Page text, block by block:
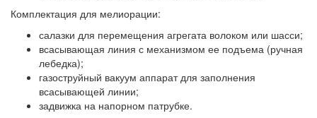
Комплектация для мелиорации:
салазки для перемещения агрегата волоком или шасси;
всасывающая линия с механизмом ее подъема (ручная
лебедка);
газоструйный вакуум аппарат для заполнения
всасывающей линии;
задвижка на напорном патрубке.